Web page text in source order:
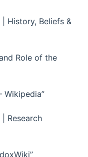
History, Beliefs &
Role of the
Wikipedia”
Research